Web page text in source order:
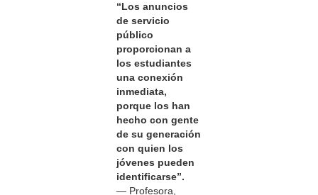
“Los anuncios
de servicio
público
proporcionan a
los estudiantes
una conexión
inmediata,
porque los han
hecho con gente
de su generación
con quien los
jóvenes pueden
identificarse”.
— Profesora,